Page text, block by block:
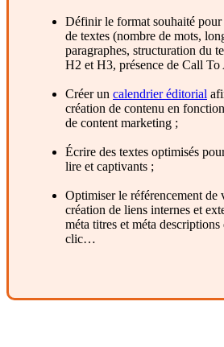
Définir le format souhaité
de textes (nombre de mots,
paragraphes, structuration du
H2 et H3, présence de Call
Créer un calendrier éditorial
création de contenu en
de content marketing ;
Écrire des textes optimisés
lire et captivants ;
Optimiser le référencement de
création de liens internes et
méta titres et méta
clic…